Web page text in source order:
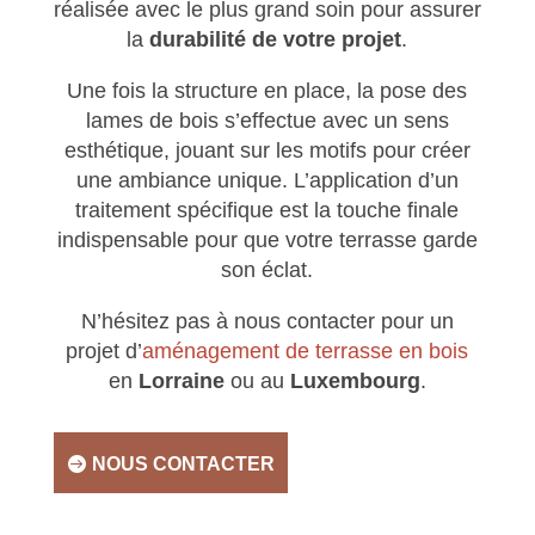
réalisée avec le plus grand soin pour assurer
ladurabilité de votre projet.
Une fois la structure en place, la pose des
lames de bois s’effectue avec un sens
esthétique, jouant sur les motifs pour créer
une ambiance unique. L’application d’un
traitement spécifique est la touche finale
indispensable pour que votre terrasse garde
son éclat.
N’hésitez pas à nous contacter pour un
projet d’aménagement de terrasse en bois
en Lorraineou au Luxembourg.
NOUS CONTACTER